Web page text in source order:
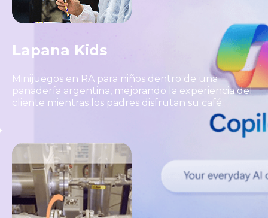
Lapana Kids
Minijuegos en RA para niños dentro de una
panadería argentina, mejorando la experiencia del
cliente mientras los padres disfrutan su café.